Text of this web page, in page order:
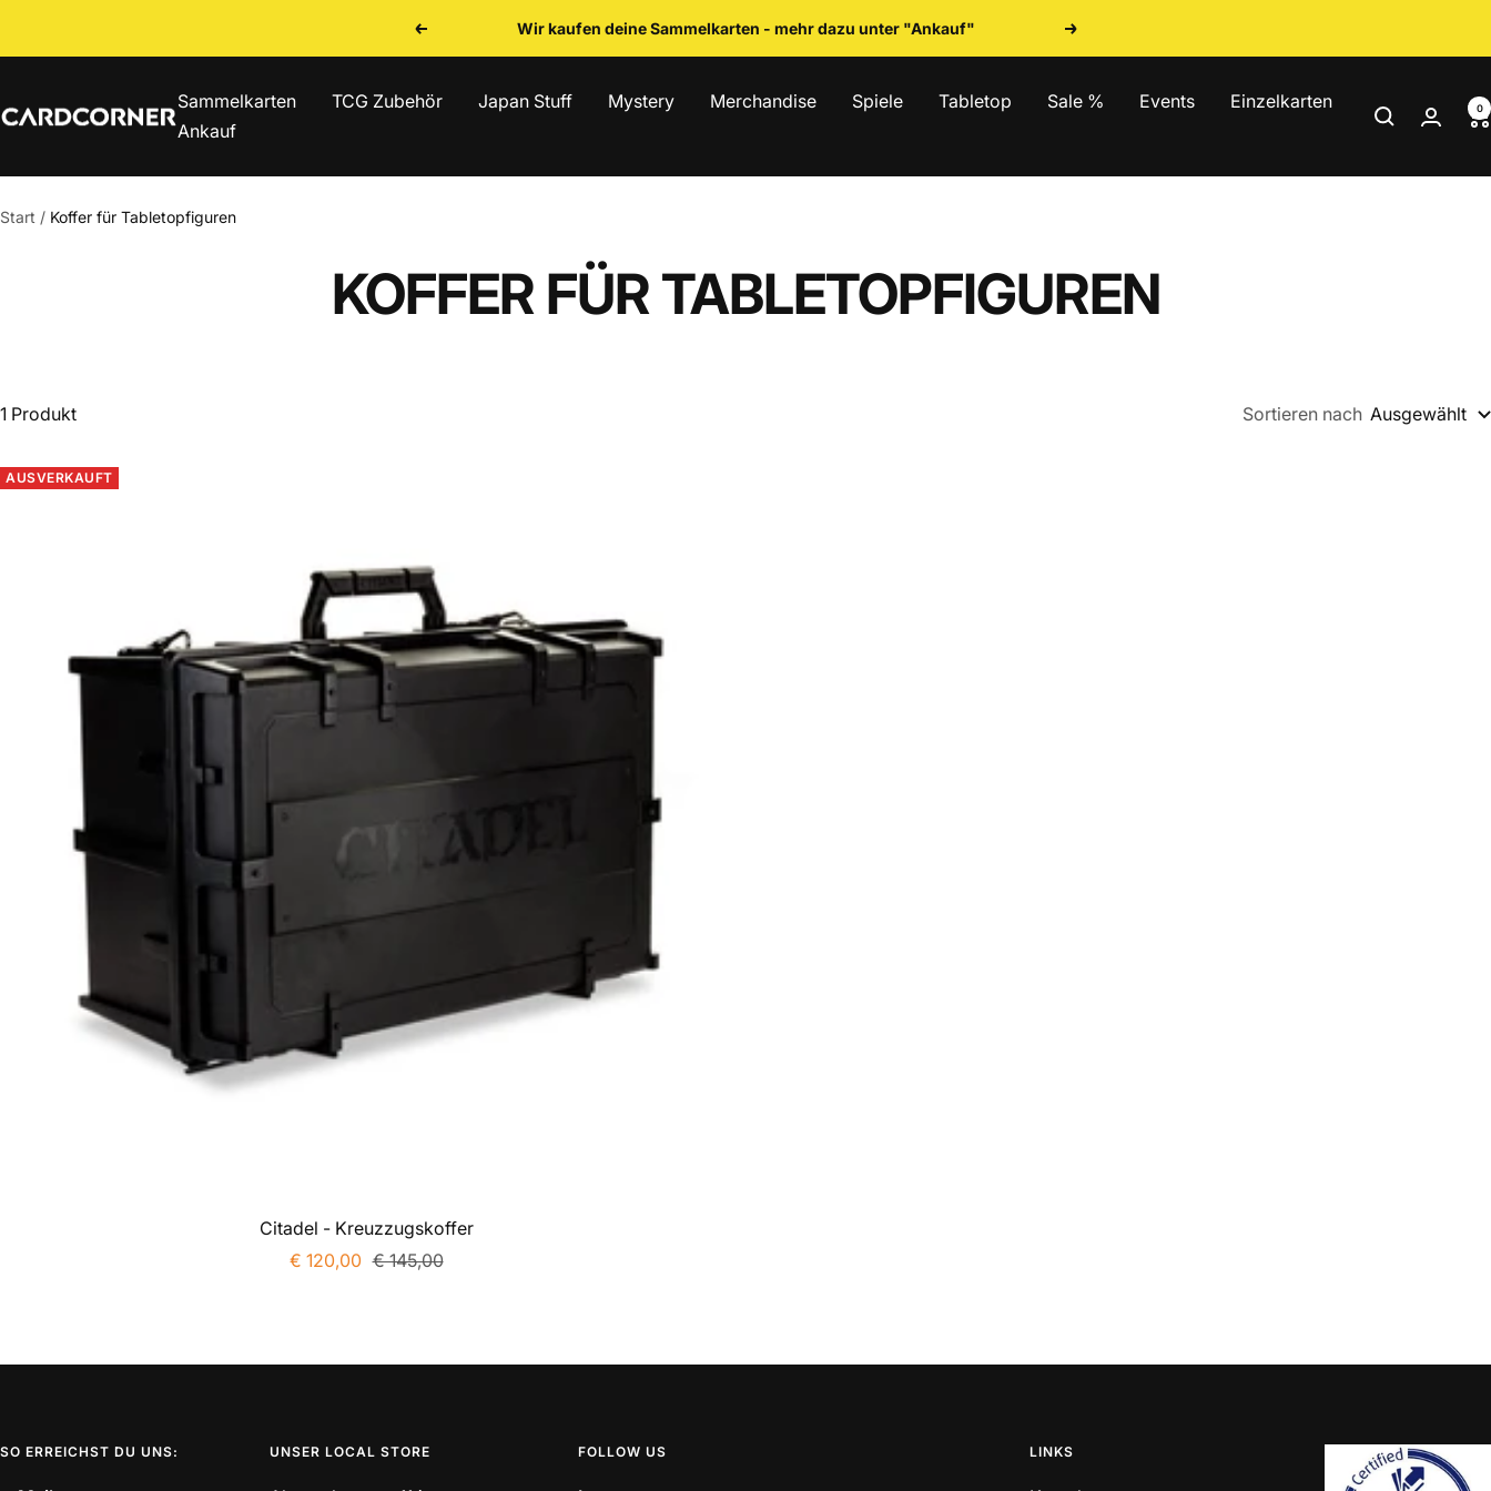
Zurück Wir kaufen deine Sammelkarten - mehr dazu unter "Ankauf" Weiter
Sammelkarten TCG Zubehör Japan Stuff Mystery Merchandise Spiele Tabletop Sale % Events
Einzelkarten
Ankauf
CARDCORNER 0
Start Koffer für Tabletopfiguren
KOFFER FÜR TABLETOPFIGUREN
1 Produkt Sortieren nach Ausgewählt
AUSVERKAUFT
Citadel - Kreuzzugskoffer
Angebotspreis
€ 120,00 Regulärer
€ 145,00
SO ERREICHST DU UNS: UNSER LOCAL STORE FOLLOW US LINKS